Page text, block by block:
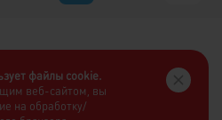
файлы cookie.
веб-сайтом, вы
на обработку/